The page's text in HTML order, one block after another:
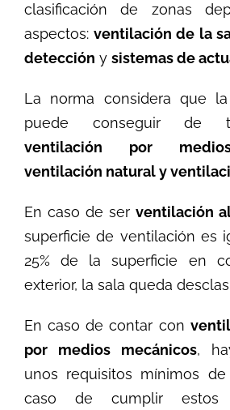
clasificación de zonas
aspectos:ventilación de la
detección y sistemas de
La norma considera que
puede conseguir de
ventilación por
ventilación natural y
En caso de ser ventilación
superficie de ventilación es
25% de la superficie en
exterior, la sala queda
En caso de contar con
por medios mecánicos,
unos requisitos mínimos
caso de cumplir estos